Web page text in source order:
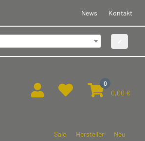
News Kontakt
0
0,00 €
Sale Hersteller Neu